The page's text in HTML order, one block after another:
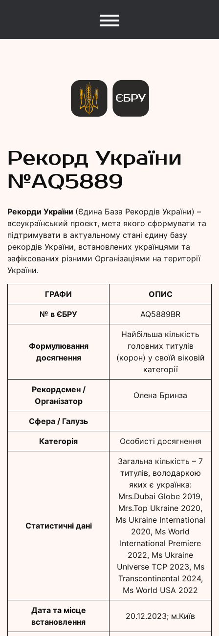
Рекорди
України
Рекорд України
№АQ5889
Рекорди України (Єдина База Рекордів України) –
всеукраїнський проект, мета якого сформувати та
підтримувати в актуальному стані єдину базу
рекордів України, встановлених українцями та
зафіксованих різними Організаціями на території
України.
ГРАФИ ОПИС
№ в ЄБРУ AQ5889BR
Формулювання
досягнення
Найбільша кількість
головних титулів
(корон) у своїй віковій
категорії
Рекордсмен /
Організатор
Олена Бринза
Сфера / Галузь
Категорія Особисті досягнення
Статистичні дані
Загальна кількість – 7
титулів, володаркою
яких є українка:
Mrs.Dubai Globe 2019,
Mrs.Top Ukraine 2020,
Ms Ukraine International
2020, Ms World
International Premiere
2022, Ms Ukraine
Universe TCP 2023, Ms
Transcontinental 2024,
Ms World USA 2022
Дата та місце
встановлення
20.12.2023; м.Київ